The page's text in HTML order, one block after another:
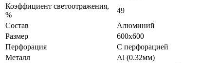
Коэффициент светоотражения,
%
49
Состав
Алюминий
Размер
600x600
Перфорация
С перфорацией
Металл
Al (0.32мм)